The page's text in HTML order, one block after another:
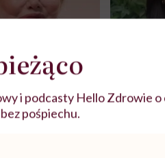
i podcasty Hello Zdrowie o
pośpiechu.